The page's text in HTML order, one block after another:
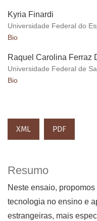
Kyria Finardi
Universidade Federal do
Bio
Raquel Carolina Ferraz
Universidade Federal de
Bio
XML PDF
Resumo
Neste ensaio,
tecnologia no ensino e
estrangeiras, mais